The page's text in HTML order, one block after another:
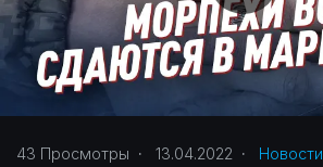
43 Просмотры · 13.04.2022 · Новости